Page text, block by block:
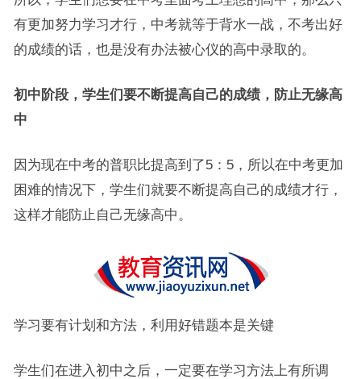
有更加努力学习才行，中考就等于背水一战，不考出好
的成绩的话，也是没有办法被心仪的高中录取的。
初中阶段，学生们要不断提高自己的成绩，防止无缘高
中
因为现在中考的普职比提高到了5：5，所以在中考更加
困难的情况下，学生们就要不断提高自己的成绩才行，
这样才能防止自己无缘高中。
学习要有计划和方法，利用好错题本是关键
学生们在进入初中之后，一定要在学习方法上有所调